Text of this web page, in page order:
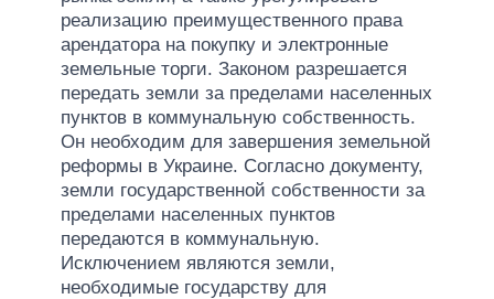
реализацию преимущественного права
арендатора на покупку и электронные
земельные торги. Законом разрешается
передать земли за пределами населенных
пунктов в коммунальную собственность.
Он необходим для завершения земельной
реформы в Украине. Согласно документу,
земли государственной собственности за
пределами населенных пунктов
передаются в коммунальную.
Исключением являются земли,
необходимые государству для